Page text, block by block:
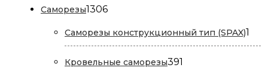
Саморезы13061306
Саморезы конструкционный тип (SPAX)1
Кровельные саморезы391